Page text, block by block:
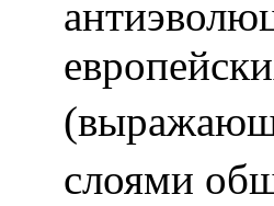
слоями